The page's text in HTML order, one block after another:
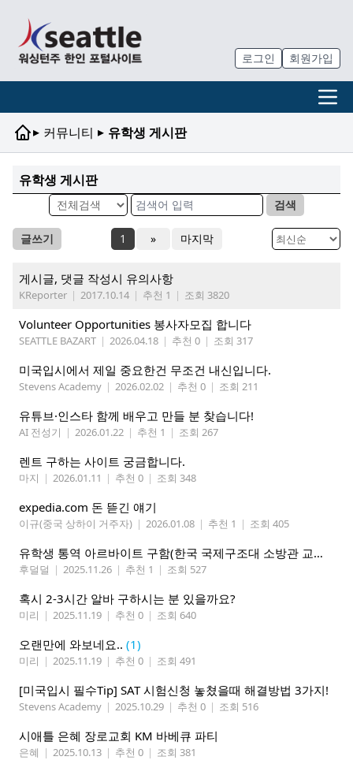
로그인 회원가입
▸ 커뮤니티 ▸ 유학생 게시판
유학생 게시판
검색
글쓰기 1 » 마지막
게시글, 댓글 작성시 유의사항
KReporter | 2017.10.14 | 추천 1 | 조회 3820
Volunteer Opportunities 봉사자모집 합니다
SEATTLE BAZART | 2026.04.18 | 추천 0 | 조회 317
미국입시에서 제일 중요한건 무조건 내신입니다.
Stevens Academy | 2026.02.02 | 추천 0 | 조회 211
유튜브·인스타 함께 배우고 만들 분 찾습니다!
AI 전성기 | 2026.01.22 | 추천 1 | 조회 267
렌트 구하는 사이트 궁금합니다.
마지 | 2026.01.11 | 추천 0 | 조회 348
expedia.com 돈 뜯긴 얘기
이규(중국 상하이 거주자) | 2026.01.08 | 추천 1 | 조회 405
유학생 통역 아르바이트 구함(한국 국제구조대 소방관 교육통역 구함)
후덜덜 | 2025.11.26 | 추천 1 | 조회 527
혹시 2-3시간 알바 구하시는 분 있을까요?
미리 | 2025.11.19 | 추천 0 | 조회 640
오랜만에 와보네요.. (1)
미리 | 2025.11.19 | 추천 0 | 조회 491
[미국입시 필수Tip] SAT 시험신청 놓쳤을때 해결방법 3가지!
Stevens Academy | 2025.10.29 | 추천 0 | 조회 516
시애틀 은혜 장로교회 KM 바베큐 파티
은혜 | 2025.10.13 | 추천 0 | 조회 381